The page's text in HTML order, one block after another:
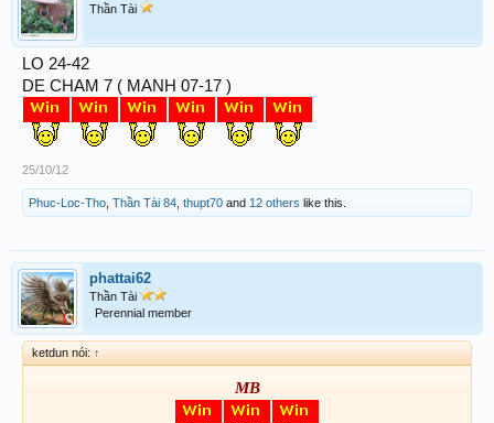
Thần Tài
LO 24-42
DE CHAM 7 ( MANH 07-17 )
25/10/12
Phuc-Loc-Tho Thần Tài 84 thupt70 and 12 others like this.
phattai62
Thần Tài
Perennial member
ketdun nói: ↑
MB